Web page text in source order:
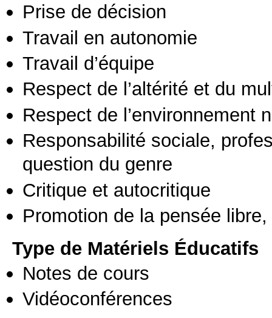
Prise de décision
Travail en autonomie
Travail d’équipe
Respect de l’altérité et du
Respect de l’environnement
Responsabilité sociale,
question du genre
Critique et autocritique
Promotion de la pensée
Type de Matériels Éducatifs
Notes de cours
Vidéoconférences